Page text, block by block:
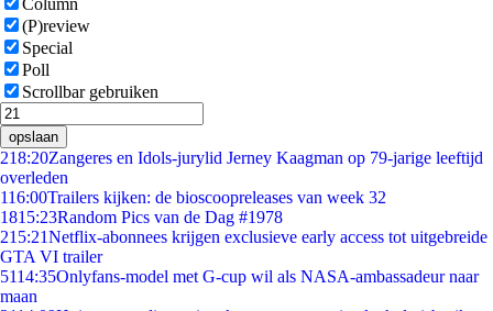
Column
(P)review
Special
Poll
Scrollbar gebruiken
opslaan
218:20Zangeres en Idols-jurylid Jerney Kaagman op 79-jarige leeftijd
overleden
116:00Trailers kijken: de bioscoopreleases van week 32
1815:23Random Pics van de Dag #1978
215:21Netflix-abonnees krijgen exclusieve early access tot uitgebreide
GTA VI trailer
5114:35Onlyfans-model met G-cup wil als NASA-ambassadeur naar
maan